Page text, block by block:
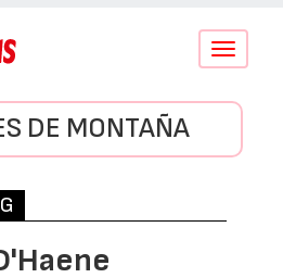
Conmutar
DE MONTAÑA